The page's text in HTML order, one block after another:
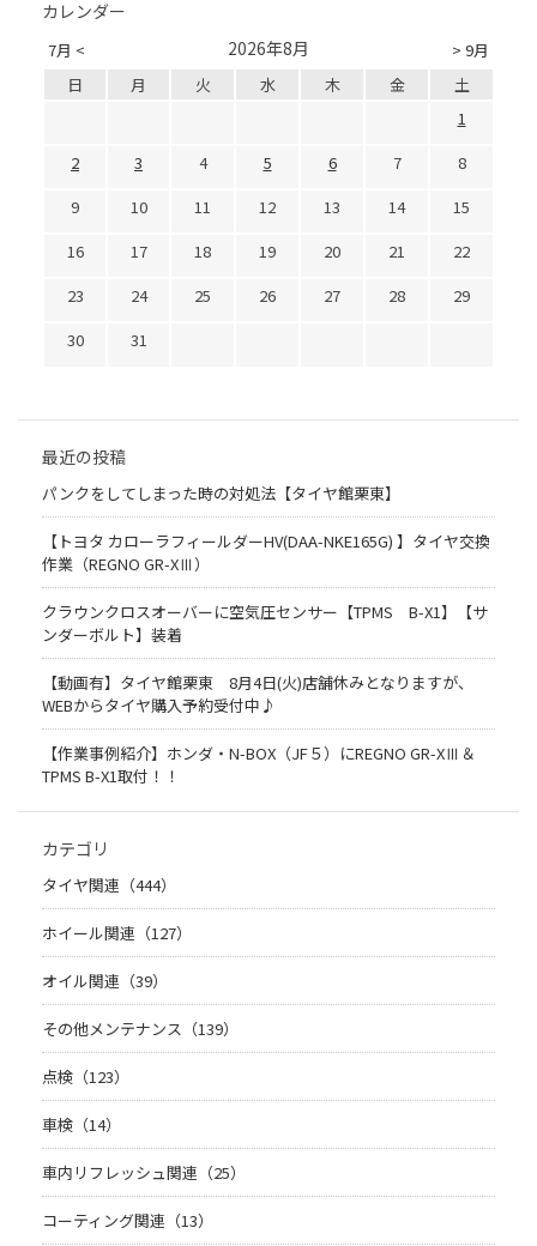
カレンダー
7月 < > 9月
2026年8月
日 月 火 水 木 金
土
1
2
3 4 5 6 7
8
9
10 11 12 13 14
15
16
17 18 19 20 21
22
23
24 25 26 27 28
29
30
31
最近の投稿
パンクをしてしまった時の対処法【タイヤ館栗東】
【トヨタ カローラフィールダーHV(DAA-NKE165G) 】タイヤ交換
作業（REGNO GR-XⅢ）
クラウンクロスオーバーに空気圧センサー【TPMS B-X1】【サ
ンダーボルト】装着
【動画有】タイヤ館栗東 8月4日(火)店舗休みとなりますが、
WEBからタイヤ購入予約受付中♪
【作業事例紹介】ホンダ・N-BOX（JF５）にREGNO GR-XⅢ＆
TPMS B-X1取付！！
カテゴリ
タイヤ関連（444）
ホイール関連（127）
オイル関連（39）
その他メンテナンス（139）
点検（123）
車検（14）
車内リフレッシュ関連（25）
コーティング関連（13）